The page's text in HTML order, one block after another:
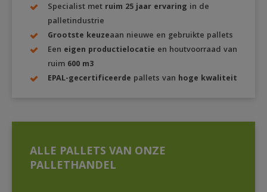
Specialist met ruim 25 jaar ervaring in de
palletindustrie
Grootste keuzeaan nieuwe en gebruikte pallets
Een eigen productielocatie en houtvoorraad van
ruim 600 m3
EPAL-gecertificeerde pallets van hoge kwaliteit
ALLE PALLETS VAN ONZE
PALLETHANDEL